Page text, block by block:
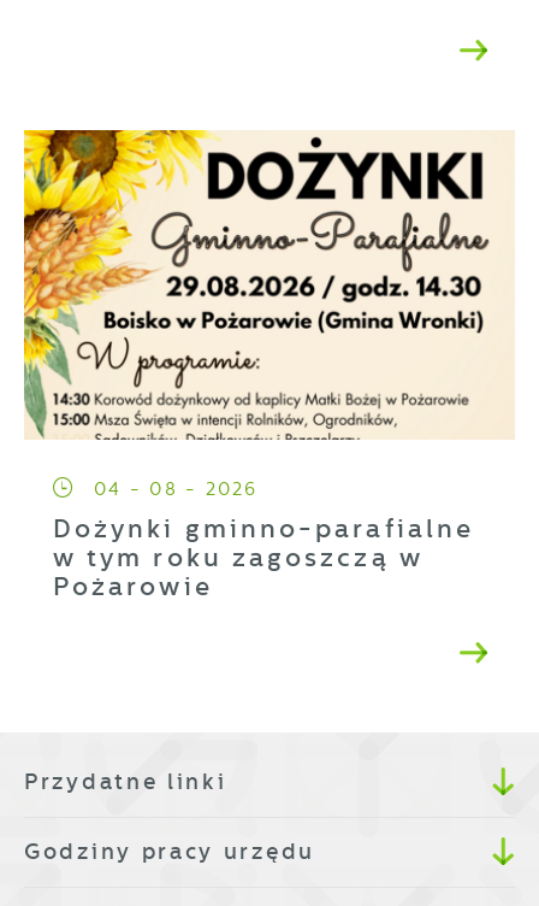
04 - 08 - 2026
Dożynki gminno-parafialne
w tym roku zagoszczą w
Pożarowie
Przydatne linki
Godziny pracy urzędu